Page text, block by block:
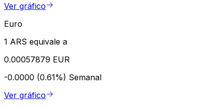
Ver gráfico
Euro
1 ARS equivale a
0.00057879 EUR
-0.0000 (0.61%) Semanal
Ver gráfico